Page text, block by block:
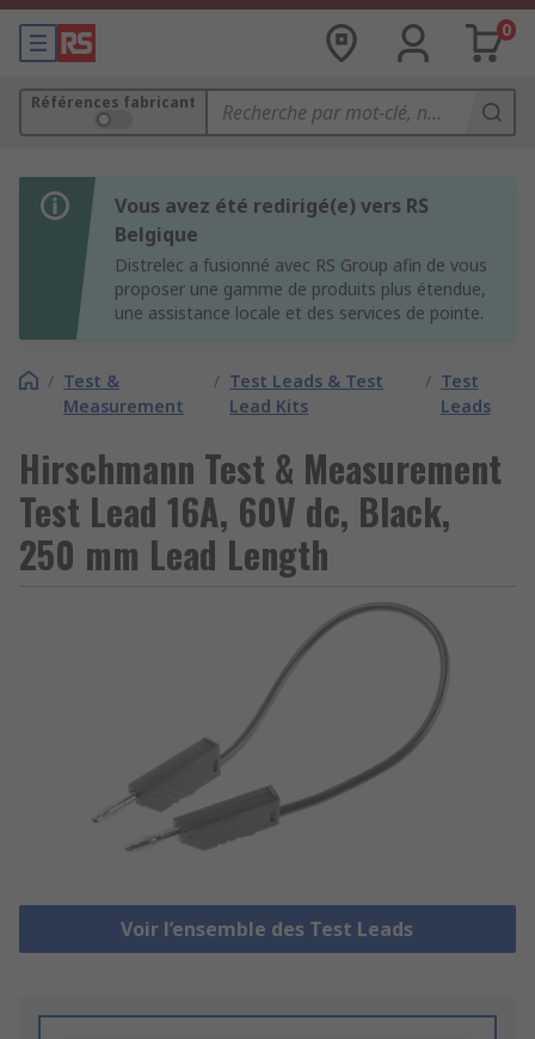
0
Références fabricant
Vous avez été redirigé(e) vers RS
Belgique
Distrelec a fusionné avec RS Group afin de vous
proposer une gamme de produits plus étendue,
une assistance locale et des services de pointe.
/ Test &
Measurement
/ Test Leads & Test
Lead Kits
/ Test
Leads
Hirschmann Test & Measurement
Test Lead 16A, 60V dc, Black,
250 mm Lead Length
Voir l’ensemble des Test Leads